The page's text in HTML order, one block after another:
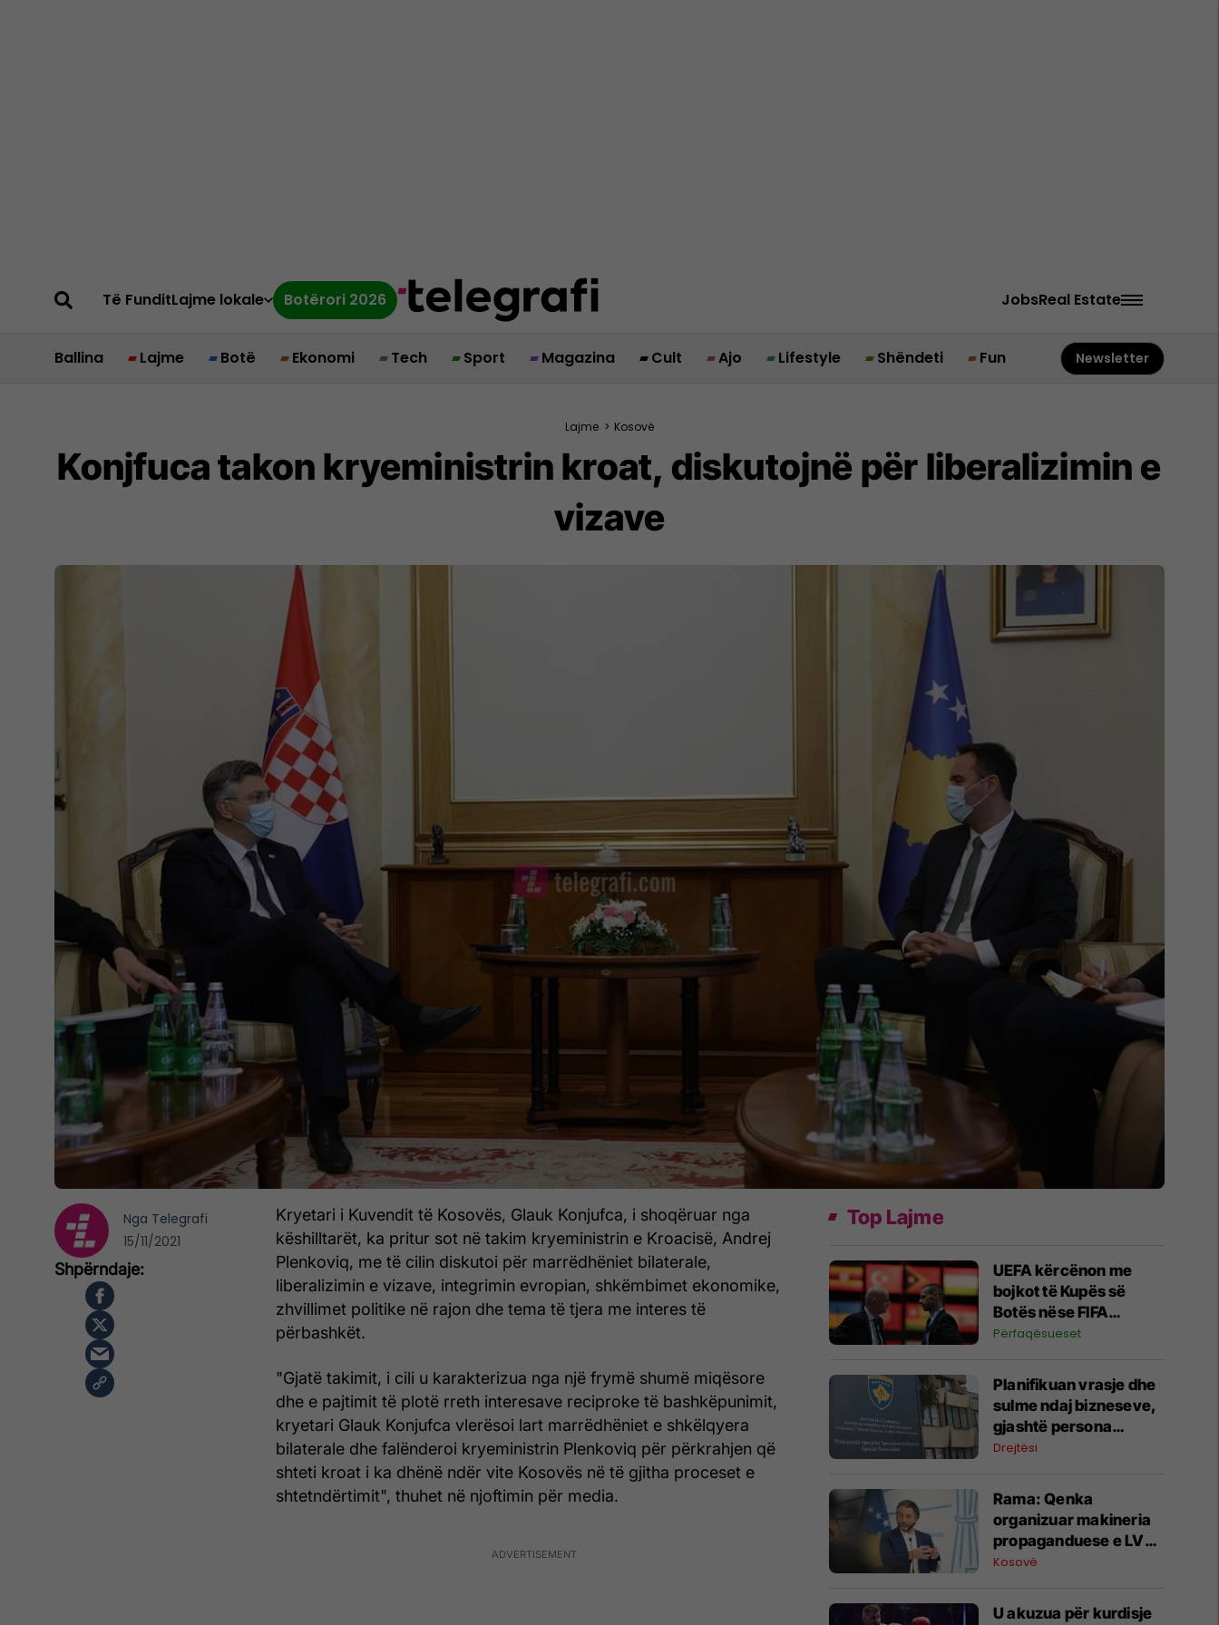
Të FunditLajme lokale Botërori 2026 JobsReal Estate
Ballina Lajme Botë Ekonomi Tech Sport Magazina Cult Ajo Lifestyle Shëndeti Fun Newsletter
Lajme > Kosovë
Konjfuca takon kryeministrin kroat, diskutojnë për liberalizimin e
vizave
Kryetari i Kuvendit të Kosovës, Glauk Konjufca, i shoqëruar nga
këshilltarët, ka pritur sot në takim kryeministrin e Kroacisë, Andrej
Plenkoviq, me të cilin diskutoi për marrëdhëniet bilaterale,
liberalizimin e vizave, integrimin evropian, shkëmbimet ekonomike,
zhvillimet politike në rajon dhe tema të tjera me interes të
përbashkët.
"Gjatë takimit, i cili u karakterizua nga një frymë shumë miqësore
dhe e pajtimit të plotë rreth interesave reciproke të bashkëpunimit,
kryetari Glauk Konjufca vlerësoi lart marrëdhëniet e shkëlqyera
bilaterale dhe falënderoi kryeministrin Plenkoviq për përkrahjen që
shteti kroat i ka dhënë ndër vite Kosovës në të gjitha proceset e
shtetndërtimit", thuhet në njoftimin për media.
Nga Telegrafi
15/11/2021
Top Lajme
UEFA kërcënon me
bojkot të Kupës së
Botës nëse FIFA
miraton projektin për
Përfaqësueset
​Planifikuan vrasje dhe
sulme ndaj bizneseve,
gjashtë persona
përfundojnë nën
Drejtësi
Rama: Qenka
organizuar makineria
propaganduese e LVV-
së kundër meje në
LDK-së
Kosovë
U akuzua për kurdisje